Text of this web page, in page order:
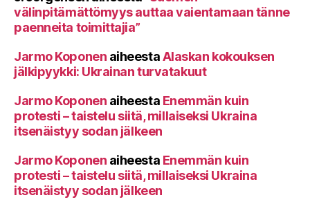
välinpitämättömyys auttaa vaientamaan tänne
paenneita toimittajia”
Jarmo Koponen aiheestaAlaskan kokouksen
jälkipyykki: Ukrainan turvatakuut
Jarmo Koponen aiheesta Enemmän kuin
protesti – taistelu siitä, millaiseksi Ukraina
itsenäistyy sodan jälkeen
Jarmo Koponen aiheesta Enemmän kuin
protesti – taistelu siitä, millaiseksi Ukraina
itsenäistyy sodan jälkeen